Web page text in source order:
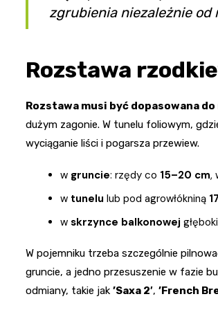
zgrubienia niezależnie od
Rozstawa
Rozstawa musi być dopasowana
dużym zagonie. W tunelu foliowym,
wyciąganie liści i pogarsza przewiew.
w gruncie: rzędy co 15–20 cm,
w tunelu lub pod agrowłókniną
w skrzynce balkonowej
W pojemniku trzeba szczególnie
gruncie, a jedno przesuszenie w fazie
odmiany, takie jak ’Saxa 2′, ’French